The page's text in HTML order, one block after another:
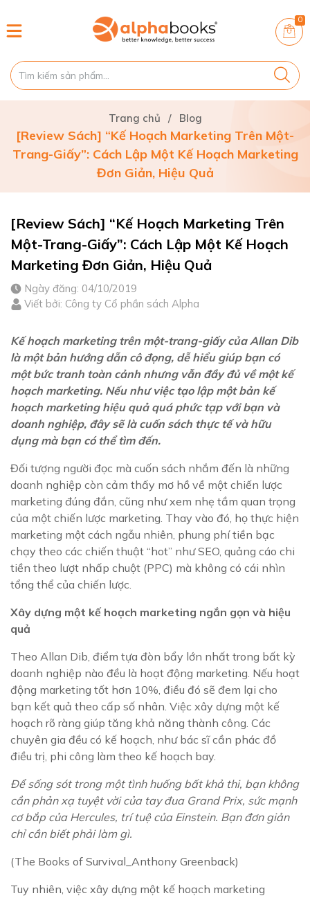
0
Trang chủ / Blog
[Review Sách] “Kế Hoạch Marketing Trên Một-
Trang-Giấy”: Cách Lập Một Kế Hoạch Marketing
Đơn Giản, Hiệu Quả
[Review Sách] “Kế Hoạch Marketing Trên
Một-Trang-Giấy”: Cách Lập Một Kế Hoạch
Marketing Đơn Giản, Hiệu Quả
Ngày đăng: 04/10/2019
Viết bởi: Công ty Cổ phần sách Alpha
Kế hoạch marketing trên một-trang-giấy của Allan Dib
là một bản hướng dẫn cô đọng, dễ hiểu giúp bạn có
một bức tranh toàn cảnh nhưng vẫn đầy đủ về một kế
hoạch marketing. Nếu như việc tạo lập một bản kế
hoạch marketing hiệu quả quá phức tạp với bạn và
doanh nghiệp, đây sẽ là cuốn sách thực tế và hữu
dụng mà bạn có thể tìm đến.
Đối tượng người đọc mà cuốn sách nhắm đến là những
doanh nghiệp còn cảm thấy mơ hồ về một chiến lược
marketing đúng đắn, cũng như xem nhẹ tầm quan trọng
của một chiến lược marketing. Thay vào đó, họ thực hiện
marketing một cách ngẫu nhiên, phung phí tiền bạc
chạy theo các chiến thuật “hot” như SEO, quảng cáo chi
tiền theo lượt nhấp chuột (PPC) mà không có cái nhìn
tổng thể của chiến lược.
Xây dựng một kế hoạch marketing ngắn gọn và hiệu
quả
Theo Allan Dib, điểm tựa đòn bẩy lớn nhất trong bất kỳ
doanh nghiệp nào đều là hoạt động marketing. Nếu hoạt
động marketing tốt hơn 10%, điều đó sẽ đem lại cho
bạn kết quả theo cấp số nhân. Việc xây dựng một kế
hoạch rõ ràng giúp tăng khả năng thành công. Các
chuyên gia đều có kế hoạch, như bác sĩ cần phác đồ
điều trị, phi công làm theo kế hoạch bay.
Để sống sót trong một tình huống bất khả thi, bạn không
cần phản xạ tuyệt vời của tay đua Grand Prix, sức mạnh
cơ bắp của Hercules, trí tuệ của Einstein. Bạn đơn giản
chỉ cần biết phải làm gì.
(The Books of Survival_Anthony Greenback)
Tuy nhiên, việc xây dựng một kế hoạch marketing